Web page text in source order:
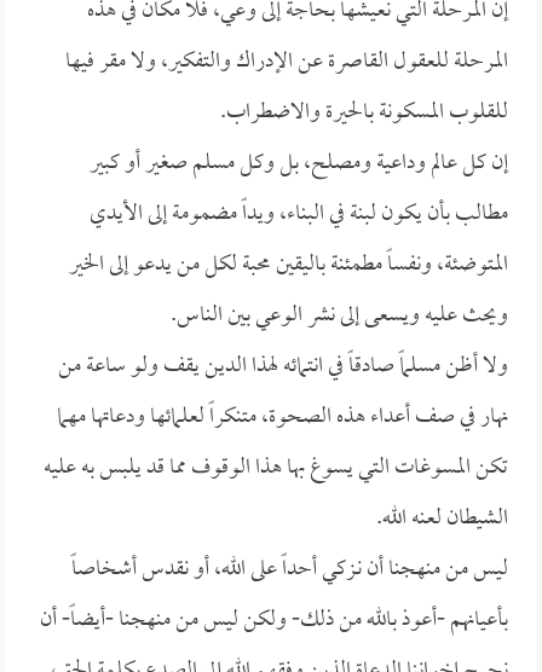
إن المرحلة التي نعيشها بحاجة إلى وعي، فلا مكان في هذه
المرحلة للعقول القاصرة عن الإدراك والتفكير، ولا مقر فيها
للقلوب المسكونة بالحيرة والاضطراب.
إن كل عالم وداعية ومصلح، بل وكل مسلم صغير أو كبير
مطالب بأن يكون لبنة في البناء، ويداً مضمومة إلى الأيدي
المتوضئة، ونفساً مطمئنة باليقين محبة لكل من يدعو إلى الخير
ويحث عليه ويسعى إلى نشر الوعي بين الناس.
ولا أظن مسلماً صادقاً في انتمائه لهذا الدين يقف ولو ساعة من
نهار في صف أعداء هذه الصحوة، متنكراً لعلمائها ودعاتها مهما
تكن المسوغات التي يسوغ بها هذا الوقوف مما قد يلبس به عليه
الشيطان لعنه الله.
ليس من منهجنا أن نـزكي أحداً على الله، أو نقدس أشخاصاً
بأعيانهم -أعوذ بالله من ذلك- ولكن ليس من منهجنا -أيضاً- أن